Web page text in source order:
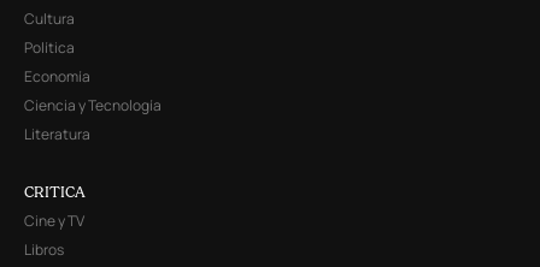
Cultura
Política
Economía
Ciencia y Tecnología
Literatura
CRITICA
Cine y TV
Libros